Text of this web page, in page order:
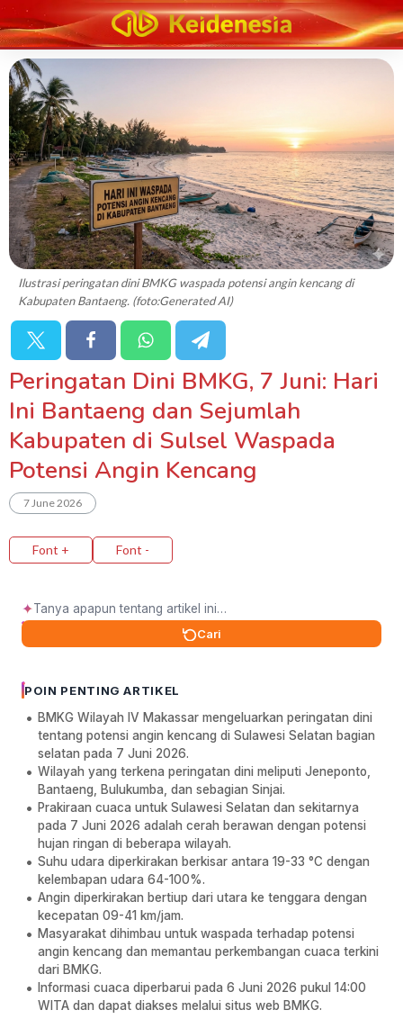
Ilustrasi peringatan dini BMKG waspada potensi angin kencang di
Kabupaten Bantaeng. (foto:Generated AI)
Peringatan Dini BMKG, 7 Juni: Hari
Ini Bantaeng dan Sejumlah
Kabupaten di Sulsel Waspada
Potensi Angin Kencang
7 June 2026
Font + Font -
✦
Cari
POIN PENTING ARTIKEL
BMKG Wilayah IV Makassar mengeluarkan peringatan dini
tentang potensi angin kencang di Sulawesi Selatan bagian
selatan pada 7 Juni 2026.
Wilayah yang terkena peringatan dini meliputi Jeneponto,
Bantaeng, Bulukumba, dan sebagian Sinjai.
Prakiraan cuaca untuk Sulawesi Selatan dan sekitarnya
pada 7 Juni 2026 adalah cerah berawan dengan potensi
hujan ringan di beberapa wilayah.
Suhu udara diperkirakan berkisar antara 19-33 °C dengan
kelembapan udara 64-100%.
Angin diperkirakan bertiup dari utara ke tenggara dengan
kecepatan 09-41 km/jam.
Masyarakat dihimbau untuk waspada terhadap potensi
angin kencang dan memantau perkembangan cuaca terkini
dari BMKG.
Informasi cuaca diperbarui pada 6 Juni 2026 pukul 14:00
WITA dan dapat diakses melalui situs web BMKG.